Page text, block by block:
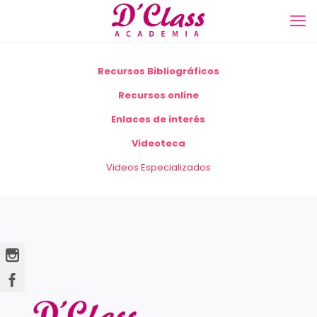
Recursos Bibliográficos
Recursos online
Enlaces de interés
Videoteca
Videos Especializados